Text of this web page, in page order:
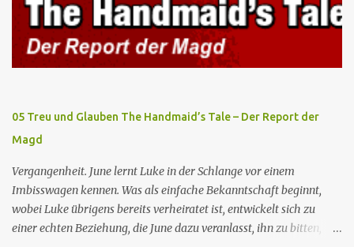
dreizehn Tagen in ihrem Zimmer eingesperrt und entdeckt im
Kleiderschrank die Inschrift „Nolite te bastardes carborundorum”,
die wahrscheinlich von der Magd Difred hinterlassen wurde, die
vor ihr dort war. In Erwartung der Zeremonie bringt Serena June
Fred unfruchtbar ist und nur sie für eine ausbleibende
Schwangerschaft verantwortlich gemacht würde. June lehnt ab,
auch wenn dies das Scheitern der Zeremonie bedeutet. Während
des versprochenen Scrabble-Spiels fragt June Fred nach der
Bedeutung des lat...
05 Treu und Glauben The Handmaid’s Tale – Der Report der
Magd
Vergangenheit. June lernt Luke in der Schlange vor einem
Imbisswagen kennen. Was als einfache Bekanntschaft beginnt,
wobei Luke übrigens bereits verheiratet ist, entwickelt sich zu
einer echten Beziehung, die June dazu veranlasst, ihn zu bitten,